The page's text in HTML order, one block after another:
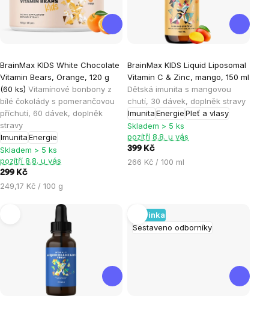
BrainMax KIDS White Chocolate
Vitamin Bears, Orange, 120 g
(60 ks) Vitamínové bonbony z
bílé čokolády s pomerančovou
příchutí, 60 dávek, doplněk
stravy
ImunitaEnergie
hodnocení
produktu
je
5,0
z
5
hvězdiček.
Skladem > 5 ks
pozítří 8.8. u vás
299 Kč
Měrná
249,17 Kč / 100 g
BrainMax KIDS Liquid Liposomal
Vitamin C & Zinc, mango, 150 ml
Dětská imunita s mangovou
chutí, 30 dávek, doplněk stravy
ImunitaEnergiePleť a vlasy
hodnocení
produktu
je
5,0
z
5
hvězdiček.
Skladem > 5 ks
pozítří 8.8. u vás
399 Kč
Měrná
266 Kč / 100 ml
Novinka
Sestaveno odborníky